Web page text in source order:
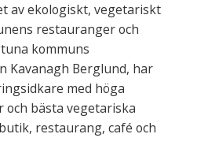
av ekologiskt, vegetariskt
restauranger och
kommuns
Kavanagh Berglund, har
med höga
och bästa vegetariska
restaurang, café och